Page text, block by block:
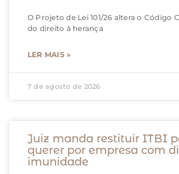
O Projeto de Lei 101/26 altera o Código
do direito à herança
LER MAIS »
7 de agosto de 2026
Juiz manda restituir ITBI
querer por empresa com
imunidade